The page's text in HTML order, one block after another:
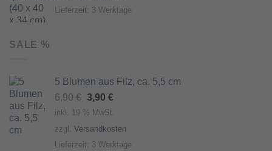
Lieferzeit: 3 Werktage
SALE %
5 Blumen aus Filz, ca. 5,5 cm
6,90 € Ursprünglicher
Preis
6,90 €
3,90 €Aktueller
3,90 €.
inkl. 19 % MwSt.
zzgl. Versandkosten
Lieferzeit: 3 Werktage